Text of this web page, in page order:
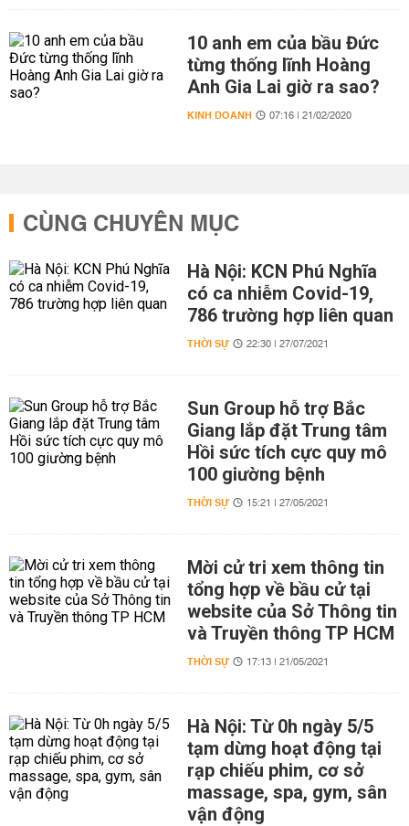
10 anh em của bầu Đức
từng thống lĩnh Hoàng
Anh Gia Lai giờ ra sao?
KINH DOANH 07:16 | 21/02/2020
CÙNG CHUYÊN MỤC
Hà Nội: KCN Phú Nghĩa
có ca nhiễm Covid-19,
786 trường hợp liên quan
THỜI SỰ 22:30 | 27/07/2021
Sun Group hỗ trợ Bắc
Giang lắp đặt Trung tâm
Hồi sức tích cực quy mô
100 giường bệnh
THỜI SỰ 15:21 | 27/05/2021
Mời cử tri xem thông tin
tổng hợp về bầu cử tại
website của Sở Thông tin
và Truyền thông TP HCM
THỜI SỰ 17:13 | 21/05/2021
Hà Nội: Từ 0h ngày 5/5
tạm dừng hoạt động tại
rạp chiếu phim, cơ sở
massage, spa, gym, sân
vận động